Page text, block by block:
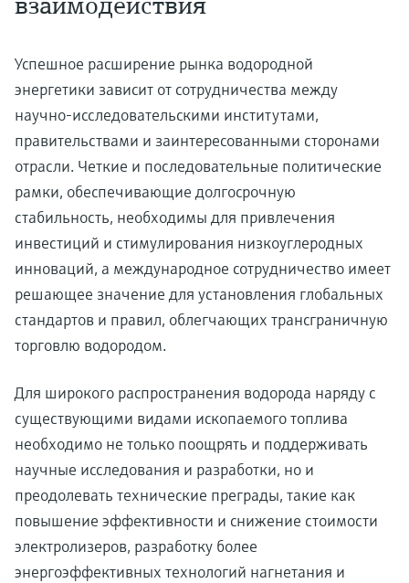
Успешное расширение рынка водородной
энергетики зависит от сотрудничества между
научно-исследовательскими институтами,
правительствами и заинтересованными сторонами
отрасли. Четкие и последовательные политические
рамки, обеспечивающие долгосрочную
стабильность, необходимы для привлечения
инвестиций и стимулирования низкоуглеродных
инноваций, а международное сотрудничество имеет
решающее значение для установления глобальных
стандартов и правил, облегчающих трансграничную
торговлю водородом.
Для широкого распространения водорода наряду с
существующими видами ископаемого топлива
необходимо не только поощрять и поддерживать
научные исследования и разработки, но и
преодолевать технические преграды, такие как
повышение эффективности и снижение стоимости
электролизеров, разработку более
энергоэффективных технологий нагнетания и